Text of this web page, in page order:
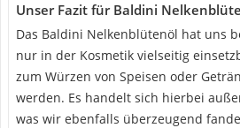
Unser Fazit für Baldini
Das Baldini Nelkenblütenöl hat uns
nur in der Kosmetik vielseitig
zum Würzen von Speisen oder
werden. Es handelt sich hierbei
was wir ebenfalls überzeugend